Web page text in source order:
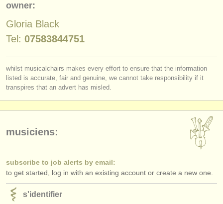
contactez nous
actualités musique classique
éditeurs:
ATSfaq
s'identifier
owner:
Gloria Black
Tel: 07583844751
whilst musicalchairs makes every effort to ensure that the information
listed is accurate, fair and genuine, we cannot take responsibility if it
transpires that an advert has misled.
musiciens:
subscribe to job alerts by email:
to get started, log in with an existing account or create a new one.
s'identifier